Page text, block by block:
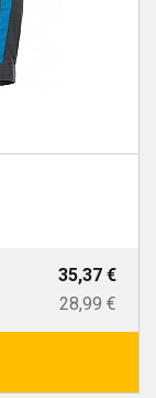
35,37 €
28,99 €